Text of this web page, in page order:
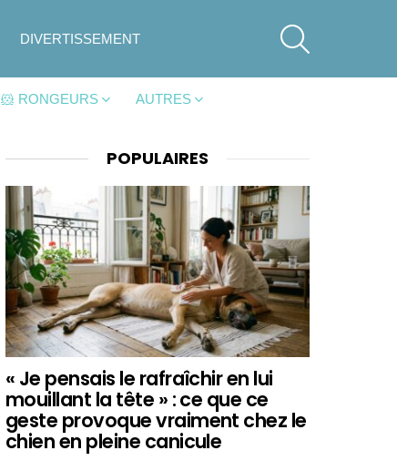
DIVERTISSEMENT
🐹 RONGEURS AUTRES
POPULAIRES
« Je pensais le rafraîchir en lui
mouillant la tête » : ce que ce
geste provoque vraiment chez le
chien en pleine canicule